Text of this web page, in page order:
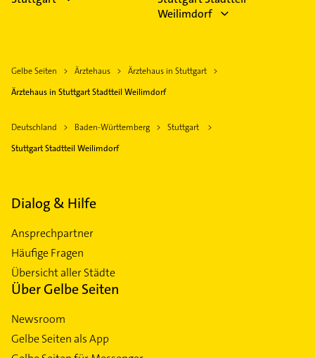
Weilimdorf
Gelbe Seiten Ärztehaus
Ärztehaus in Stuttgart
Ärztehaus in Stuttgart Stadtteil Weilimdorf
Deutschland Baden-Württemberg
Stuttgart
Stuttgart Stadtteil Weilimdorf
Dialog & Hilfe
Ansprechpartner
Häufige Fragen
Übersicht aller Städte
Über Gelbe Seiten
Newsroom
Gelbe Seiten als App